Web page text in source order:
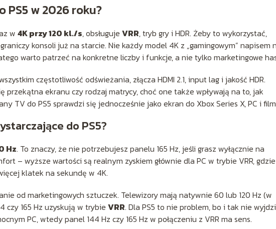
w 2026 roku?
w 4K przy 120 kl./s, obsługuje VRR, tryb gry i HDR. Żeby to wykorzystać,
konsoli już na starcie. Nie każdy model 4K z „gamingowym” napisem
warto patrzeć na konkretne liczby i funkcje, a nie tylko marketingowe
częstotliwość odświeżania, złącza HDMI 2.1, input lag i jakość HDR.
przekątna ekranu czy rodzaj matrycy, choć one także wpływają na to, jak
TV do PS5 sprawdzi się jednocześnie jako ekran do Xbox Series X, PC i
do PS5?
Hz. To znaczy, że nie potrzebujesz panelu 165 Hz, jeśli grasz wyłącznie na
– wyższe wartości są realnym zyskiem głównie dla PC w trybie VRR, gdzie
klatek na sekundę w 4K.
od marketingowych sztuczek. Telewizory mają natywnie 60 lub 120 Hz (w
czy 165 Hz uzyskują w trybie VRR. Dla PS5 to nie problem, bo i tak nie
PC, wtedy panel 144 Hz czy 165 Hz w połączeniu z VRR ma sens.